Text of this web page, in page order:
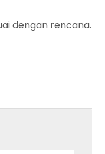
dengan rencana.